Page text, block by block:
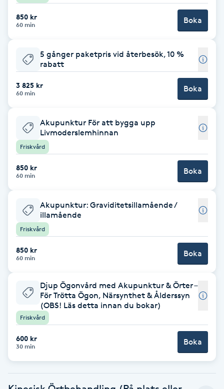
Brynplockning
Bröllopsuppsättning
Celluliter
Coachning
Color correction
Cryoterapi
D
Damklippning
Dermapen
Diamantslipning
Enzympeeling
Extensions borttagning
Eyeliner-tatuering
850 kr
60 min Boka
5 gånger paketpris vid återbesök, 10 %
rabatt
3 825 kr
60 min Boka
Akupunktur För att bygga upp
Livmoderslemhinnan
Friskvård
850 kr
60 min Boka
Akupunktur: Graviditetsillamående /
illamående
Friskvård
850 kr
60 min Boka
Djup Ögonvård med Akupunktur & Örter –
För Trötta Ögon, Närsynthet & Ålderssyn
(OBS! Läs detta innan du bokar)
Friskvård
600 kr
30 min Boka